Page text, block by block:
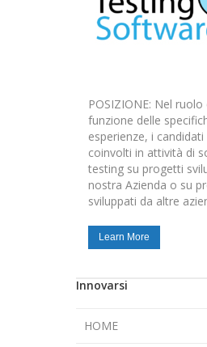
POSIZIONE: Nel ruolo
funzione delle
esperienze, i
coinvolti in attività di
testing su progetti
nostra Azienda o su
sviluppati da altre
Learn More
Innovarsi
HOME